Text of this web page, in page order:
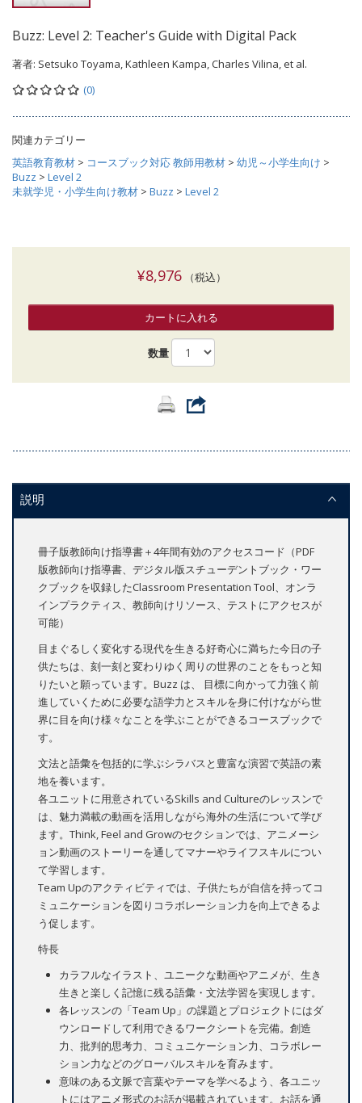
Buzz: Level 2: Teacher's Guide with Digital Pack
著者: Setsuko Toyama, Kathleen Kampa, Charles Vilina, et al.
(0)
関連カテゴリー
英語教育教材 > コースブック対応 教師用教材 > 幼児～小学生向け >
Buzz > Level 2
未就学児・小学生向け教材 > Buzz > Level 2
¥8,976（税込）
カートに入れる
数量
説明
冊子版教師向け指導書＋4年間有効のアクセスコード（PDF
版教師向け指導書、デジタル版スチューデントブック・ワー
クブックを収録したClassroom Presentation Tool、オンラ
インプラクティス、教師向けリソース、テストにアクセスが
可能）
目まぐるしく変化する現代を生きる好奇心に満ちた今日の子
供たちは、刻一刻と変わりゆく周りの世界のことをもっと知
りたいと願っています。Buzz は、 目標に向かって力強く前
進していくために必要な語学力とスキルを身に付けながら世
界に目を向け様々なことを学ぶことができるコースブックで
す。
文法と語彙を包括的に学ぶシラバスと豊富な演習で英語の素
地を養います。
各ユニットに用意されているSkills and Cultureのレッスンで
は、魅力満載の動画を活用しながら海外の生活について学び
ます。Think, Feel and Growのセクションでは、アニメーシ
ョン動画のストーリーを通してマナーやライフスキルについ
て学習します。
Team Upのアクティビティでは、子供たちが自信を持ってコ
ミュニケーションを図りコラボレーション力を向上できるよ
う促します。
特長
カラフルなイラスト、ユニークな動画やアニメが、生き
生きと楽しく記憶に残る語彙・文法学習を実現します。
各レッスンの「Team Up」の課題とプロジェクトにはダ
ウンロードして利用できるワークシートを完備。創造
力、批判的思考力、コミュニケーション力、コラボレー
ション力などのグローバルスキルを育みます。
意味のある文脈で言葉やテーマを学べるよう、各ユニッ
トにはアニメ形式のお話が掲載されています。お話を通